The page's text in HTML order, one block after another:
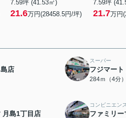
7.59坪 (41.53㎡)
21.6万円(28458.5円/坪)
7.59坪
21.7万円
店
スーパー
フジマート
284ｍ（4分）
月島1丁目店
コンビニエン
ファミリ